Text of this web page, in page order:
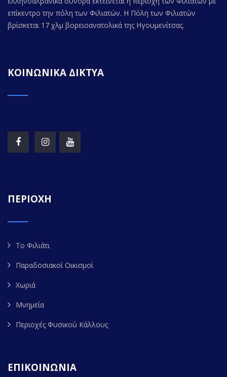
επίκεντρο την πόλη των Φιλιατών. Η Πόλη των Φιλιατών
βρίσκεται 17 χλμ βορειοανατολικά της Ηγουμενίτσας.
ΚΟΙΝΩΝΙΚΑ ΔΙΚΤΥΑ
ΠΕΡΙΟΧΗ
Το Φιλιάτι
Παραδοσιακοί Οικισμοί
Χωριά
Μνημεία
Περιοχές Φυσικού Κάλλους
ΕΠΙΚΟΙΝΩΝΙΑ